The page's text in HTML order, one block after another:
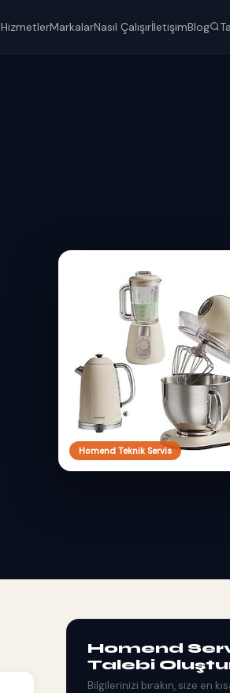
HizmetlerMarkalarNasıl ÇalışırİletişimBlog
Homend Teknik Servis
Homend
Talebi
Bilgilerinizi bırakın, size en